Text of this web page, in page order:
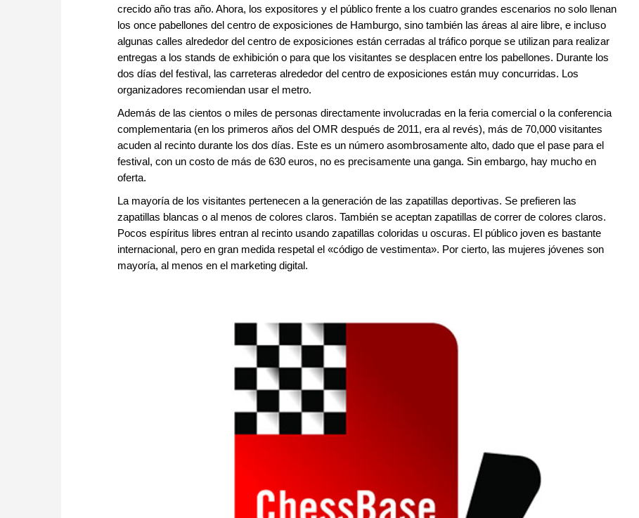
crecido año tras año. Ahora, los expositores y el público frente a los cuatro grandes escenarios no solo llenan
los once pabellones del centro de exposiciones de Hamburgo, sino también las áreas al aire libre, e incluso
algunas calles alrededor del centro de exposiciones están cerradas al tráfico porque se utilizan para realizar
entregas a los stands de exhibición o para que los visitantes se desplacen entre los pabellones. Durante los
dos días del festival, las carreteras alrededor del centro de exposiciones están muy concurridas. Los
organizadores recomiendan usar el metro.
Además de las cientos o miles de personas directamente involucradas en la feria comercial o la conferencia
complementaria (en los primeros años del OMR después de 2011, era al revés), más de 70,000 visitantes
acuden al recinto durante los dos días. Este es un número asombrosamente alto, dado que el pase para el
festival, con un costo de más de 630 euros, no es precisamente una ganga. Sin embargo, hay mucho en
oferta.
La mayoría de los visitantes pertenecen a la generación de las zapatillas deportivas. Se prefieren las
zapatillas blancas o al menos de colores claros. También se aceptan zapatillas de correr de colores claros.
Pocos espíritus libres entran al recinto usando zapatillas coloridas u oscuras. El público joven es bastante
internacional, pero en gran medida respetal el «código de vestimenta». Por cierto, las mujeres jóvenes son
mayoría, al menos en el marketing digital.